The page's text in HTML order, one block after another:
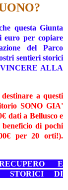
questa Giunta
euro per copiare
del Parco
sentieri storici
ALLA
a questi
SONO GIA'
dati a Bellusco e
di pochi
per 20 orti!).
E
STORICI DI